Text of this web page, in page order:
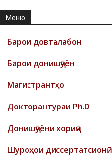
Меню
Барои довталабон
Барои донишҷӯён
Магистрантҳо
Докторантураи Ph.D
Донишҷӯёни хориҷӣ
Шyроҳои диссертатсионӣ